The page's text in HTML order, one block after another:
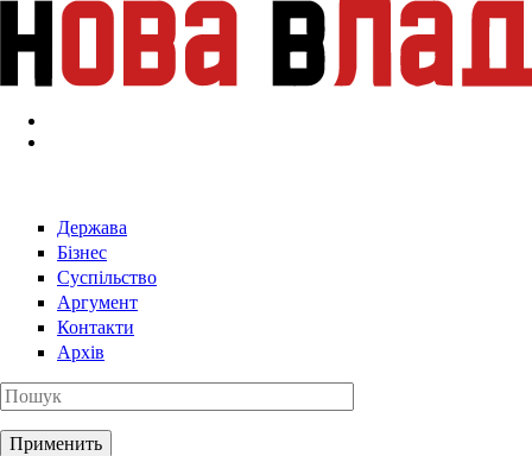
Перейти к основному содержанию
Держава
Бізнес
Суспільство
Аргумент
Контакти
Архів